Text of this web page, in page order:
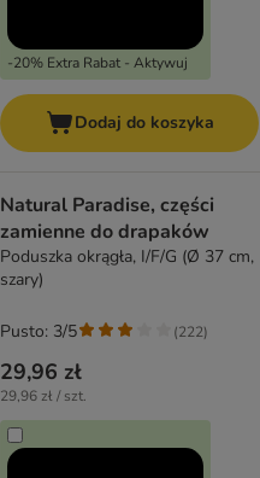
-20% Extra Rabat - Aktywuj
Dodaj do koszyka
Natural Paradise, części
zamienne do drapaków
Poduszka okrągła, I/F/G (Ø 37 cm,
szary)
29,96 zł
29,96 zł / szt.
Pusto: 3/5 (222)